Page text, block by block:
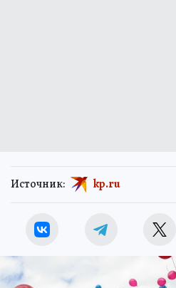
Источник: kp.ru